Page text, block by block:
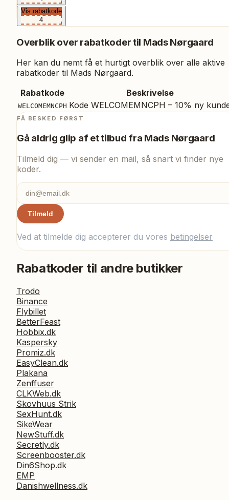
Vis rabatkode
4
Overblik over rabatkoder til Mads Nørgaard
Her kan du nemt få et hurtigt overblik over alle aktive
rabatkoder til Mads Nørgaard.
Rabatkode
Beskrivelse
WELCOMEMNCPH Kode WELCOMEMNCPH – 10% ny
FÅ BESKED FØRST
Gå aldrig glip af et tilbud fra Mads Nørgaard
Tilmeld dig — vi sender en mail, så snart vi finder nye
koder.
Tilmeld
Ved at tilmelde dig accepterer du vores betingelser
Rabatkoder til andre butikker
Trodo
Binance
Flybillet
BetterFeast
Hobbix.dk
Kaspersky
Promiz.dk
EasyClean.dk
Plakana
Zenffuser
CLKWeb.dk
Skovhuus Strik
SexHunt.dk
SikeWear
NewStuff.dk
Secretly.dk
Screenbooster.dk
Din6Shop.dk
EMP
Danishwellness.dk